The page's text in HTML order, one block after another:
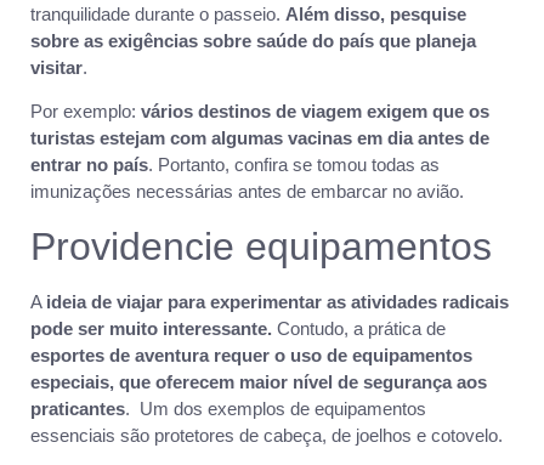
tranquilidade durante o passeio. Além disso, pesquise
sobre as exigências sobre saúde do país que planeja
visitar.
Por exemplo: vários destinos de viagem exigem que os
turistas estejam com algumas vacinas em dia antes de
entrar no país. Portanto, confira se tomou todas as
imunizações necessárias antes de embarcar no avião.
Providencie equipamentos
A ideia de viajar para experimentar as atividades radicais
pode ser muito interessante. Contudo, a prática de
esportes de aventura requer o uso de equipamentos
especiais, que oferecem maior nível de segurança aos
praticantes. Um dos exemplos de equipamentos
essenciais são protetores de cabeça, de joelhos e cotovelo.